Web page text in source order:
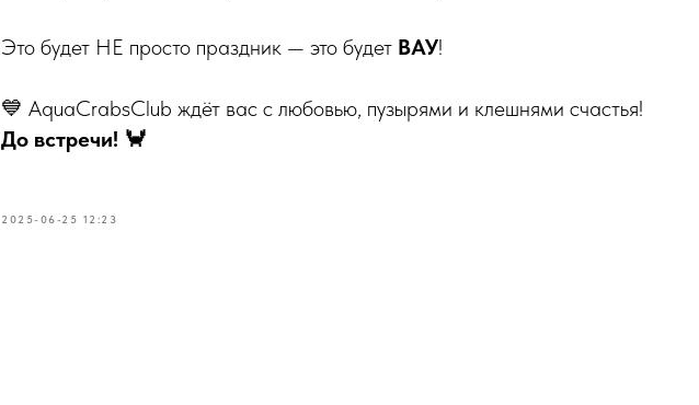
Это будет НЕ просто праздник — это будет ВАУ!
💙 AquaCrabsClub ждёт вас с любовью, пузырями и клешнями счастья!
До встречи! 🦀
2025-06-25 12:23